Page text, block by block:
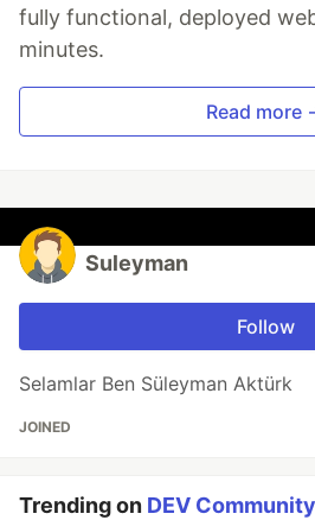
fully functional, deployed
minutes.
Read more
Suleyman
Follow
Selamlar Ben Süleyman Aktürk
JOINED
Trending on DEV Community